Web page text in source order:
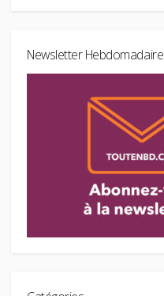
Newsletter Hebdomadaire